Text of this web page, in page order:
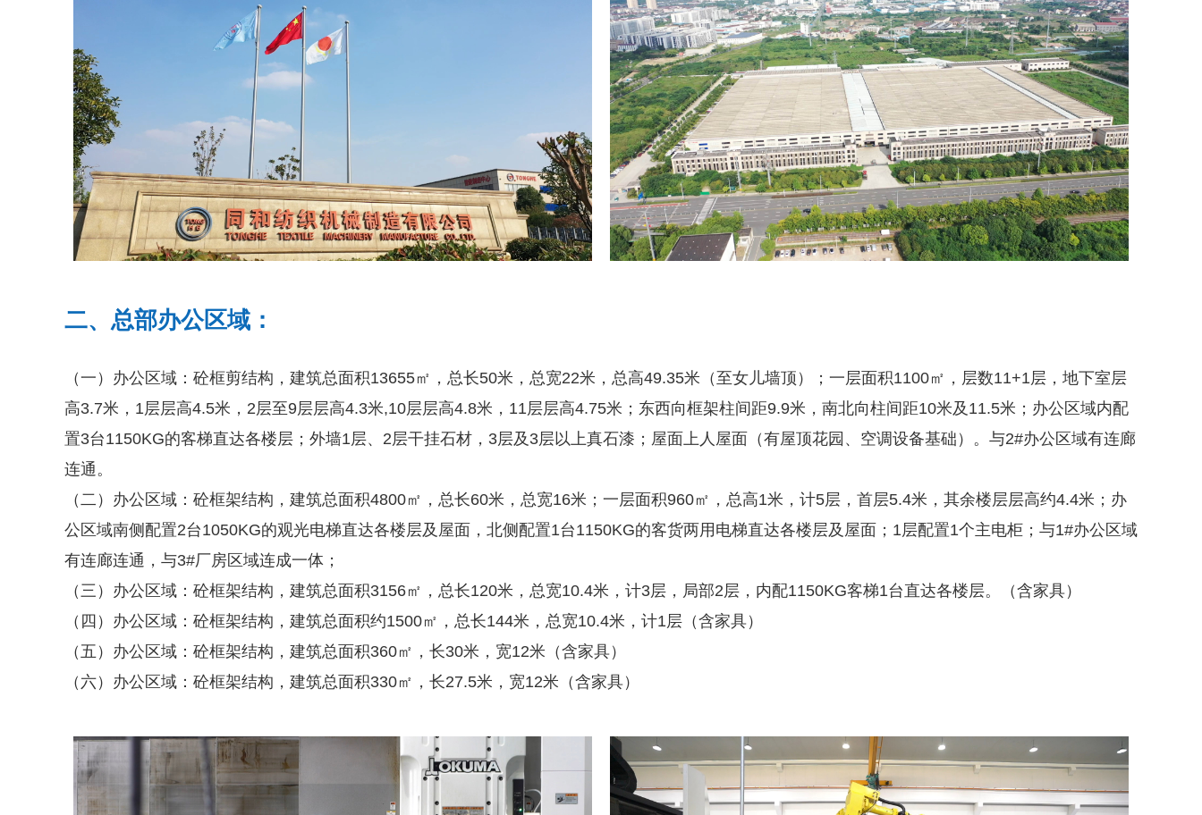
二、总部办公区域：
（一）办公区域：砼框剪结构，建筑总面积13655㎡，总长50米，总宽22米，总高49.35米（至女儿墙顶）；一层面积1100㎡，层数11+1层，地下室层
高3.7米，1层层高4.5米，2层至9层层高4.3米,10层层高4.8米，11层层高4.75米；东西向框架柱间距9.9米，南北向柱间距10米及11.5米；办公区域内配
置3台1150KG的客梯直达各楼层；外墙1层、2层干挂石材，3层及3层以上真石漆；屋面上人屋面（有屋顶花园、空调设备基础）。与2#办公区域有连廊
连通。
（二）办公区域：砼框架结构，建筑总面积4800㎡，总长60米，总宽16米；一层面积960㎡，总高1米，计5层，首层5.4米，其余楼层层高约4.4米；办
公区域南侧配置2台1050KG的观光电梯直达各楼层及屋面，北侧配置1台1150KG的客货两用电梯直达各楼层及屋面；1层配置1个主电柜；与1#办公区域
有连廊连通，与3#厂房区域连成一体；
（三）办公区域：砼框架结构，建筑总面积3156㎡，总长120米，总宽10.4米，计3层，局部2层，内配1150KG客梯1台直达各楼层。（含家具）
（四）办公区域：砼框架结构，建筑总面积约1500㎡，总长144米，总宽10.4米，计1层（含家具）
（五）办公区域：砼框架结构，建筑总面积360㎡，长30米，宽12米（含家具）
（六）办公区域：砼框架结构，建筑总面积330㎡，长27.5米，宽12米（含家具）